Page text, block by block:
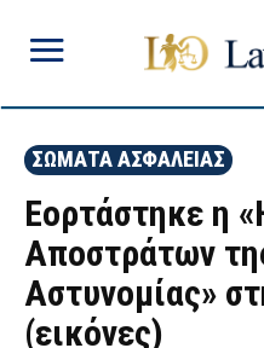
ΣΩΜΑΤΑ ΑΣΦΑΛΕΙΑΣ
Εορτάστηκε η
Αποστράτων
Αστυνομίας»
(εικόνες)